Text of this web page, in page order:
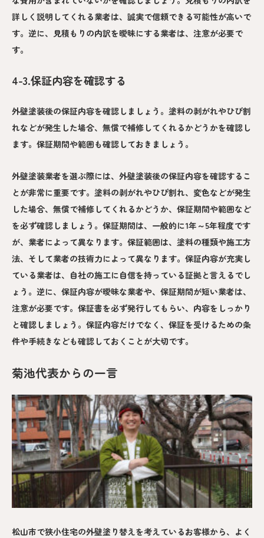
詳しく説明してくれる業者は、誠実で信頼できる可能性が高いで
す。逆に、見積もりの内訳を曖昧にする業者は、注意が必要で
す。
4-3.保証内容を確認する
外壁塗装後の保証内容を確認しましょう。塗料の剥がれやひび割
れなどが発生した場合、無償で補修してくれるかどうかを確認し
ます。保証期間や範囲も確認しておきましょう。
外壁塗装業者を選ぶ際には、外壁塗装後の保証内容を確認するこ
とが非常に重要です。塗料の剥がれやひび割れ、変色などが発生
した場合、無償で補修してくれるかどうか、保証期間や範囲など
を必ず確認しましょう。保証期間は、一般的に1年～5年程度です
が、業者によって異なります。保証範囲は、塗料の種類や施工方
法、そして業者の技術力によって異なります。保証内容が充実し
ている業者は、自社の施工に自信を持っている証拠と言えるでし
ょう。逆に、保証内容が曖昧な業者や、保証期間が短い業者は、
注意が必要です。保証書を必ず発行してもらい、内容をしっかり
と確認しましょう。保証内容だけでなく、保証を受けるための条
件や手続きなども確認しておくことが大切です。
菊池代表からの一言
松山市で狭小住宅の外壁塗り替えを考えているお客様から、よく